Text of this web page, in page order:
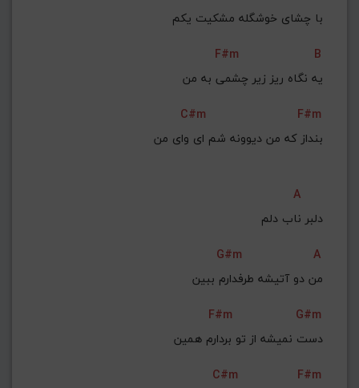
با چشای خوشگله مشکیت یکم
F#m
B
یه نگاه ریز زیر چشمی به من
C#m
F#m
بنداز که من دیوونه شم ای وای من
A
دلبر ناب دلم
G#m
A
من دو آتیشه طرفدارم ببین
F#m
G#m
دست نمیشه از تو بردارم همین
C#m
F#m